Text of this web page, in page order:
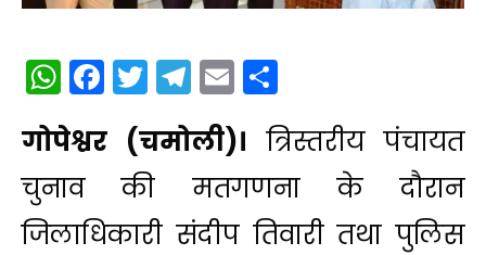
WhatsApp
Facebook
Twitter
Telegram
Email
गोपेश्वर (चमोली)। त्रिस्तरीय पंचायत
चुनाव की मतगणना के दौरान
जिलाधिकारी संदीप तिवारी तथा पुलिस